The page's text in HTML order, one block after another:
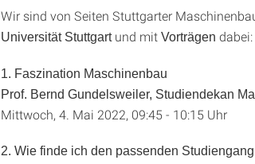
Wir sind von Seiten Stuttgarter
Universität Stuttgartund mit Vorträgen dabei:
1. Faszination Maschinenbau
Prof. Bernd Gundelsweiler, Studiendekan
Mittwoch, 4. Mai 2022, 09:45 - 10:15 Uhr
2. Wie finde ich den passenden